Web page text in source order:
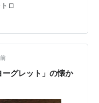
3色」とご対面！ 袋を
のままの、カラフル
です、これ！チョコ、
並んでいます。この霜
すよね。 実はこの3
売され…
ロ
グレット」の懐か